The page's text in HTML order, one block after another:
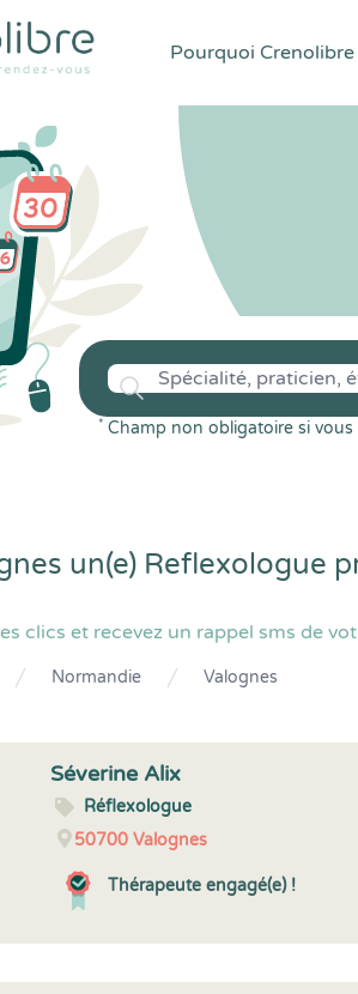
Pourquoi Crenolibre
* Champ non obligatoire si
un(e) Reflexologue
clics et recevez un rappel sms de
Normandie Valognes
Séverine Alix
Réflexologue
50700Valognes
Thérapeute engagé(e) !